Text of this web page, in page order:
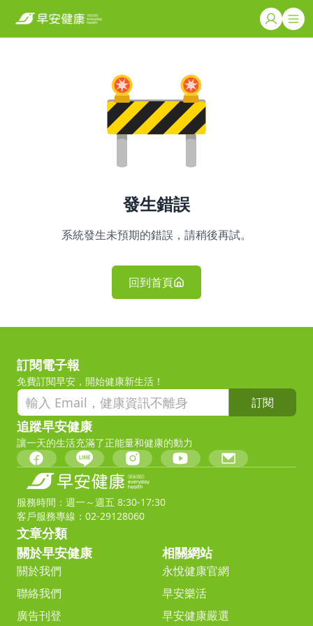
發生錯誤
系統發生未預期的錯誤，請稍後再試。
回到首頁
訂閱電子報
免費訂閱早安，開始健康新生活！
訂閱
追蹤早安健康
讓一天的生活充滿了正能量和健康的動力
服務時間：週一～週五 8:30-17:30
客戶服務專線：02-29128060
文章分類
關於早安健康
關於我們
聯絡我們
廣告刊登
相關網站
永悅健康官網
早安樂活
早安健康嚴選